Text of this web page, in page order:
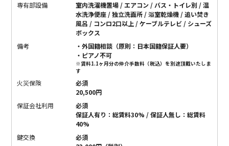
専有部設備
室内洗濯機置場 / エアコン / バス・トイレ別 / 温
水洗浄便座 / 独立洗面所 / 浴室乾燥機 / 追い焚き
風呂 / コンロ2口以上 / ケーブルテレビ / シューズ
ボックス
備考
・外国籍相談（原則：日本国籍保証人要）
・ピアノ不可
※賃料1.1ヶ月分の仲介手数料（税込）を別途頂戴いたしま
す
火災保険
必須
20,500円
保証会社利用
必須
保証人有り：総賃料30% / 保証人無し：総賃料
40%
鍵交換
必須